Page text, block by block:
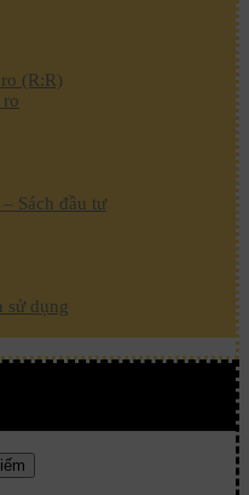
(R:R)
Sách đầu tư
dụng